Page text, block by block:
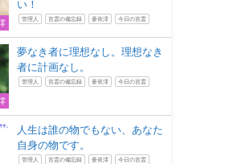
い！
管理人 言霊の備忘録 蒼依澪 今日の言霊
夢なき者に理想なし。理想なき
者に計画なし。
管理人 言霊の備忘録 蒼依澪 今日の言霊
人生は誰の物でもない、あなた
自身の物です。
管理人 言霊の備忘録 蒼依澪 今日の言霊